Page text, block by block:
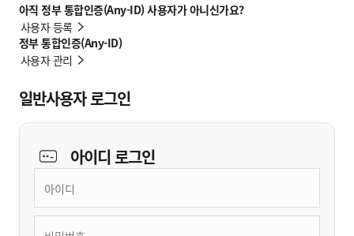
아직 정부 통합인증(Any-ID) 사용자가 아니신가요?
사용자 등록
정부 통합인증(Any-ID)
사용자 관리
일반사용자 로그인
아이디로그인